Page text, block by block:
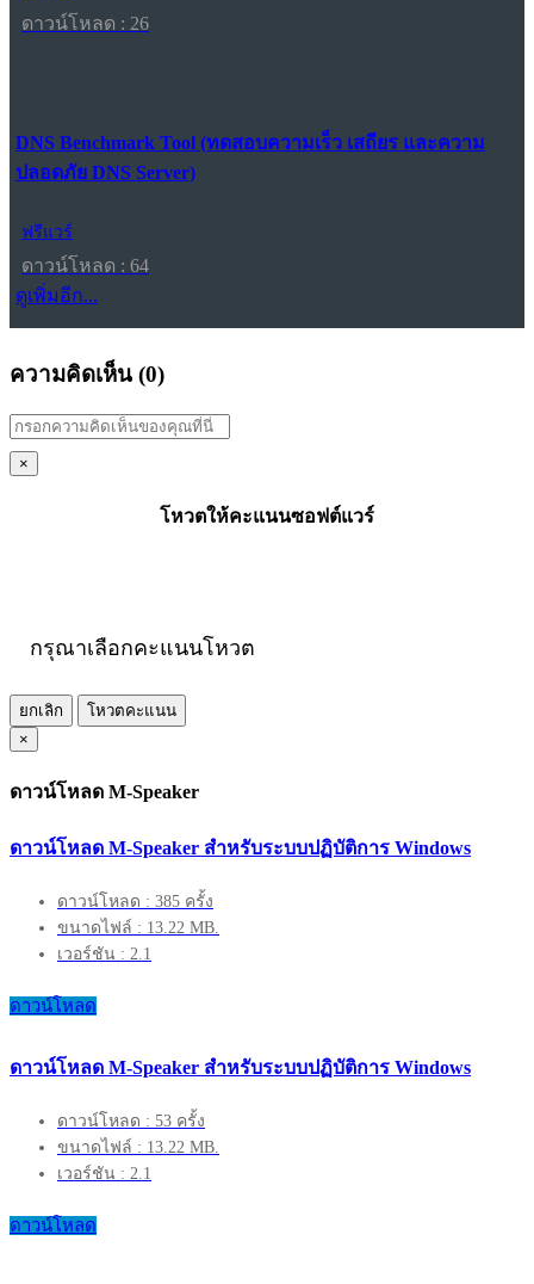
ดาวน์โหลด : 26
DNS Benchmark Tool (ทดสอบความเร็ว เสถียร และความ
ปลอดภัย DNS Server)
ฟรีแวร์
ดาวน์โหลด : 64
ดูเพิ่มอีก...
ความคิดเห็น (0)
×
โหวตให้คะแนนซอฟต์แวร์
กรุณาเลือกคะแนนโหวต
ยกเลิก
โหวตคะแนน
×
ดาวน์โหลด M-Speaker
ดาวน์โหลด M-Speaker สำหรับระบบปฏิบัติการ Windows
ดาวน์โหลด : 385 ครั้ง
ขนาดไฟล์ : 13.22 MB.
เวอร์ชัน : 2.1
ดาวน์โหลด
ดาวน์โหลด M-Speaker สำหรับระบบปฏิบัติการ Windows
ดาวน์โหลด : 53 ครั้ง
ขนาดไฟล์ : 13.22 MB.
เวอร์ชัน : 2.1
ดาวน์โหลด